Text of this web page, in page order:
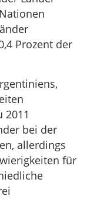
Prozent der
bei der
allerdings
für